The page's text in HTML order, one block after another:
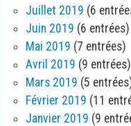
Juillet 2019 (6
Juin 2019 (6 entrées)
Mai 2019 (7 entrées)
Avril 2019 (9 entrées)
Mars 2019 (5
Février 2019 (11
Janvier 2019 (9